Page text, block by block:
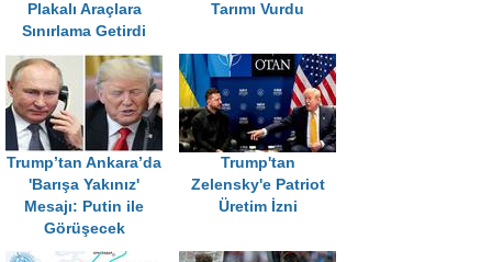
Plakalı Araçlara
Sınırlama Getirdi
Tarımı Vurdu
Trump’tan Ankara’da
'Barışa Yakınız'
Mesajı: Putin ile
Görüşecek
Trump'tan
Zelensky'e Patriot
Üretim İzni